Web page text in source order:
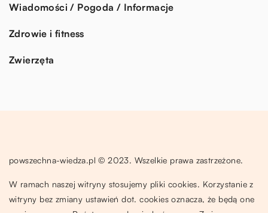
Wiadomości / Pogoda / Informacje
Zdrowie i fitness
Zwierzęta
powszechna-wiedza.pl © 2023. Wszelkie prawa zastrzeżone.
W ramach naszej witryny stosujemy pliki cookies. Korzystanie z
witryny bez zmiany ustawień dot. cookies oznacza, że będą one